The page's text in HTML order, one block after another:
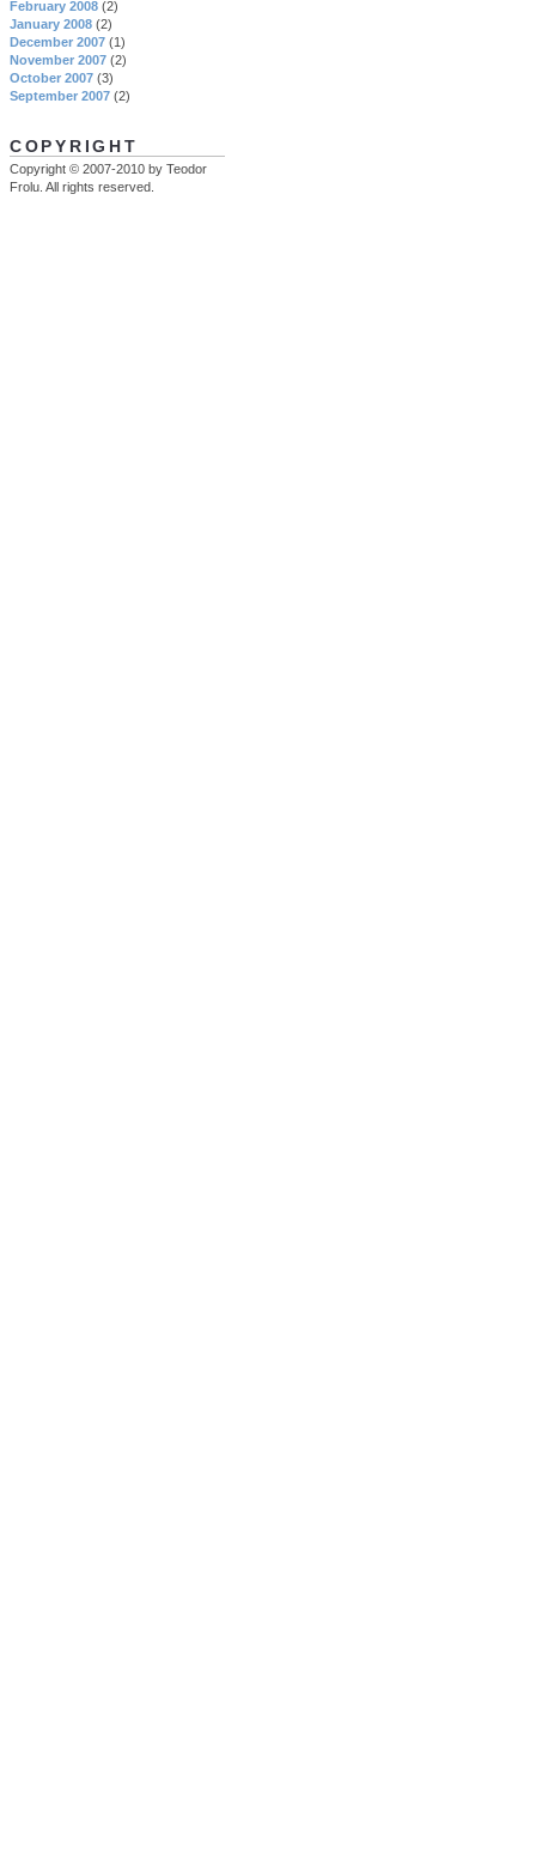
February 2008 (2)
January 2008 (2)
December 2007 (1)
November 2007 (2)
October 2007 (3)
September 2007 (2)
COPYRIGHT
Copyright © 2007-2010 by Teodor
Frolu. All rights reserved.